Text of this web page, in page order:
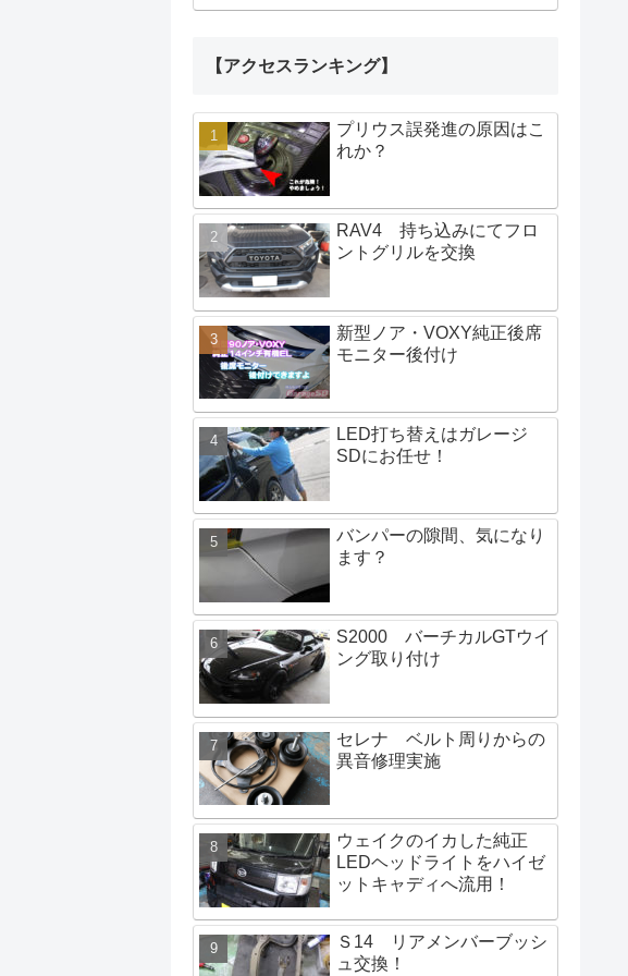
【アクセスランキング】
プリウス誤発進の原因はこ
れか？
RAV4 持ち込みにてフロ
ントグリルを交換
新型ノア・VOXY純正後席
モニター後付け
LED打ち替えはガレージ
SDにお任せ！
バンパーの隙間、気になり
ます？
S2000 バーチカルGTウイ
ング取り付け
セレナ ベルト周りからの
異音修理実施
ウェイクのイカした純正
LEDヘッドライトをハイゼ
ットキャディへ流用！
Ｓ14 リアメンバーブッシ
ュ交換！